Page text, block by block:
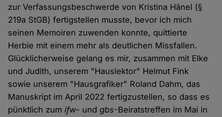
zur Verfassungsbeschwerde von Kristina Hänel (§
219a StGB) fertigstellen musste, bevor ich mich
seinen Memoiren zuwenden konnte, quittierte
Herbie mit einem mehr als deutlichen Missfallen.
Glücklicherweise gelang es mir, zusammen mit Elke
und Judith, unserem "Hauslektor" Helmut Fink
sowie unserem "Hausgrafiker" Roland Dahm, das
Manuskript im April 2022 fertigzustellen, so dass es
pünktlich zumifw- undgbs-Beiratstreffen im Mai in